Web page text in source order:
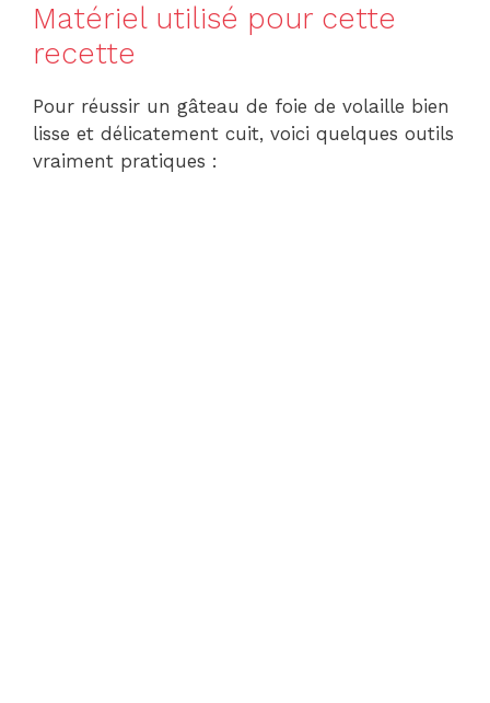
Matériel utilisé pour cette
recette
Pour réussir un gâteau de foie de volaille bien
lisse et délicatement cuit, voici quelques outils
vraiment pratiques :